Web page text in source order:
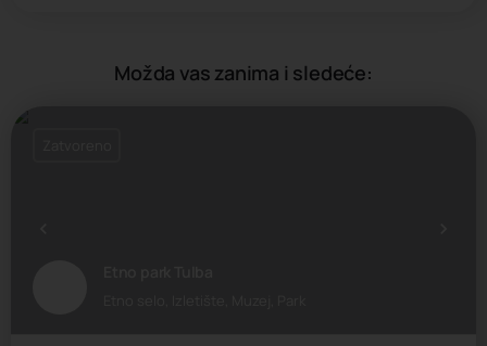
Možda vas zanima i sledeće: